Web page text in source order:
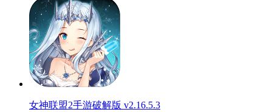
女神联盟2手游破解版 v2.16.5.3